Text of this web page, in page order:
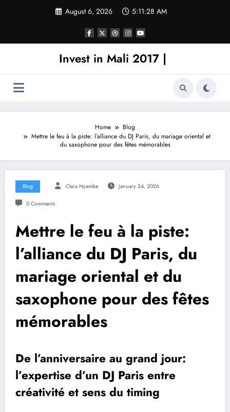
August 6, 2026 5:11:28 AM
Invest in Mali 2017 |
Home
Blog
Mettre le feu à la piste: l’alliance du DJ Paris, du mariage oriental et
du saxophone pour des fêtes mémorables
Blog Clara Nyambe January 24, 2026
0 Comments
Mettre le feu à la piste:
l’alliance du DJ Paris, du
mariage oriental et du
saxophone pour des fêtes
mémorables
De l’anniversaire au grand jour:
l’expertise d’un DJ Paris entre
créativité et sens du timing